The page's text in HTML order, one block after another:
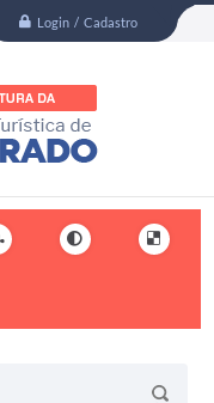
Login / Cadastro